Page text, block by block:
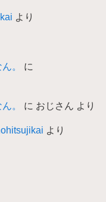
より
。
に
。 に おじさん より
より